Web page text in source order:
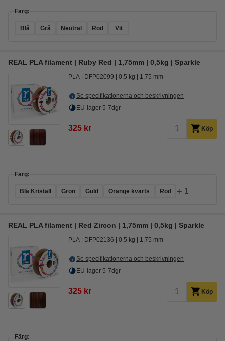
Färg:
Blå Grå Neutral Röd Vit
REAL PLA filament | Ruby Red | 1,75mm | 0,5kg | Sparkle
PLA DFP02099 0,5 kg 1,75 mm
Se specifikationerna och beskrivningen
EU-lager 5-7dgr
325 kr Köp
Färg:
Blå Kristall Grön Guld Orange kvarts Röd + 1
REAL PLA filament | Red Zircon | 1,75mm | 0,5kg | Sparkle
PLA DFP02136 0,5 kg 1,75 mm
Se specifikationerna och beskrivningen
EU-lager 5-7dgr
325 kr Köp
Färg: